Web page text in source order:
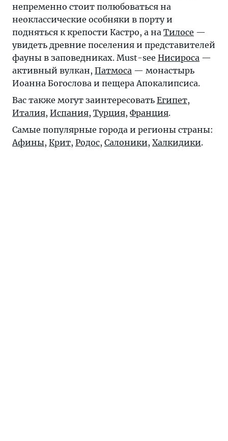
непременно стоит полюбоваться на
неоклассические особняки в порту и
подняться к крепости Кастро, а на Тилосе —
увидеть древние поселения и представителей
фауны в заповедниках. Must-see Нисироса —
активный вулкан, Патмоса — монастырь
Иоанна Богослова и пещера Апокалипсиса.
Вас также могут заинтересовать Египет,
Италия, Испания, Турция, Франция.
Самые популярные города и регионы страны:
Афины, Крит, Родос, Салоники, Халкидики.